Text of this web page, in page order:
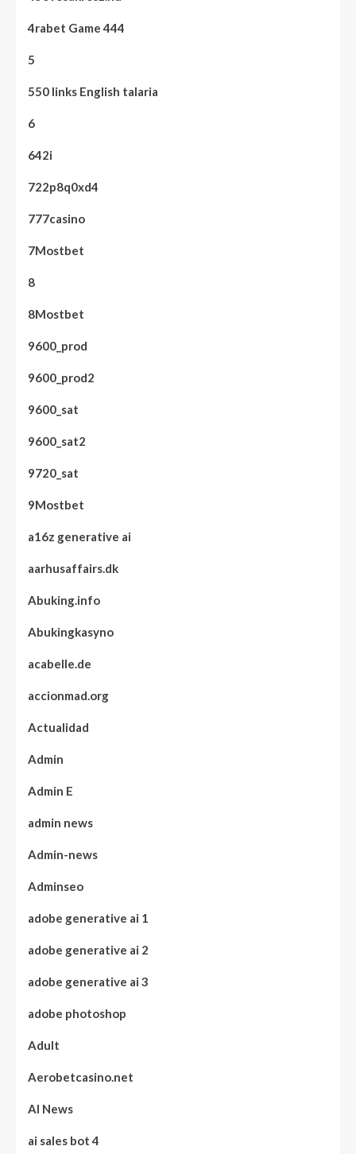
4rabet Game 444
5
550 links English talaria
6
642i
722p8q0xd4
777casino
7Mostbet
8
8Mostbet
9600_prod
9600_prod2
9600_sat
9600_sat2
9720_sat
9Mostbet
a16z generative ai
aarhusaffairs.dk
Abuking.info
Abukingkasyno
acabelle.de
accionmad.org
Actualidad
Admin
Admin E
admin news
Admin-news
Adminseo
adobe generative ai 1
adobe generative ai 2
adobe generative ai 3
adobe photoshop
Adult
Aerobetcasino.net
AI News
ai sales bot 4